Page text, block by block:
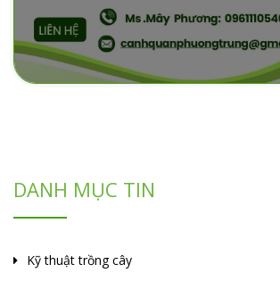
DANH MỤC TIN
Kỹ thuật trồng cây